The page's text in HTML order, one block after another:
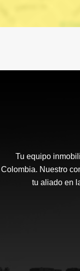
Tu equipo
Colombia. Nuestro
tu aliado en